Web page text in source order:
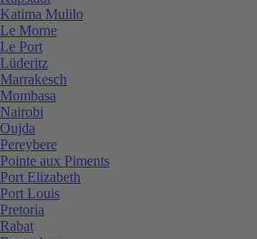
Katima Mulilo
Le Morne
Le Port
Lüderitz
Marrakesch
Mombasa
Nairobi
Oujda
Pereybere
Pointe aux Piments
Port Elizabeth
Port Louis
Pretoria
Rabat